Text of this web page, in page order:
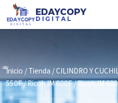
EDAYCOPY
DIGITAL
Inicio/Tienda/ CILINDRO Y
550F / Ricoh IM 600F / Ricoh IM